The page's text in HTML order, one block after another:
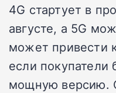
4G стартует в
августе, а 5G
может привести
если покупатели
мощную версию.